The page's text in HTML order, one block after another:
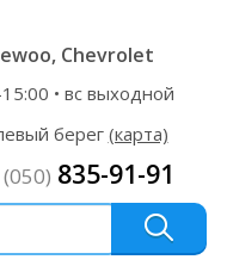
Chevrolet
• вс выходной
берег (карта)
(050) 835-91-91